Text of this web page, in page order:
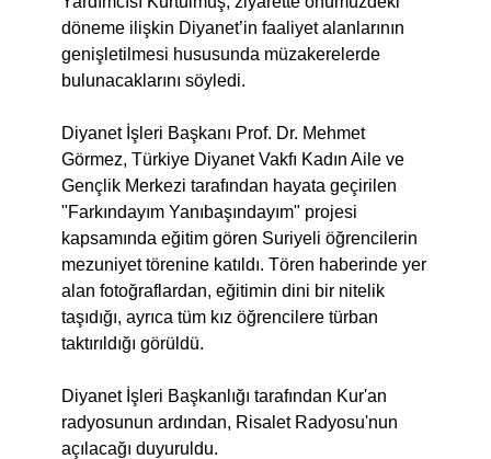
döneme ilişkin Diyanet’in faaliyet alanlarının
genişletilmesi hususunda müzakerelerde
bulunacaklarını söyledi.
Diyanet İşleri Başkanı Prof. Dr. Mehmet
Görmez, Türkiye Diyanet Vakfı Kadın Aile ve
Gençlik Merkezi tarafından hayata geçirilen
"Farkındayım Yanıbaşındayım" projesi
kapsamında eğitim gören Suriyeli öğrencilerin
mezuniyet törenine katıldı. Tören haberinde yer
alan fotoğraflardan, eğitimin dini bir nitelik
taşıdığı, ayrıca tüm kız öğrencilere türban
taktırıldığı görüldü.
Diyanet İşleri Başkanlığı tarafından Kur'an
radyosunun ardından, Risalet Radyosu'nun
açılacağı duyuruldu.